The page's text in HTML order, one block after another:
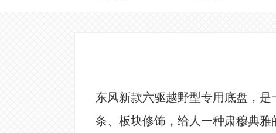
东风新款六驱越野型专用底盘，
条、板块修饰，给人一种肃穆典雅